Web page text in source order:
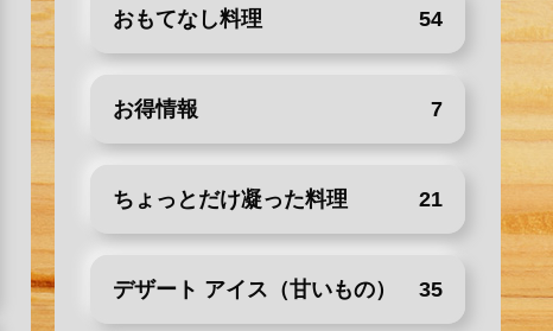
おもてなし料理 54
お得情報 7
ちょっとだけ凝った料理 21
デザート アイス（甘いもの） 35